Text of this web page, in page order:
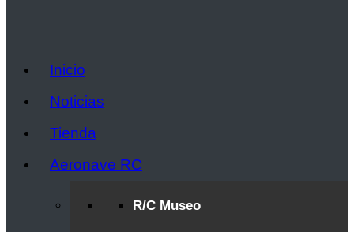
Inicio
Noticias
Tienda
Aeronave RC
R/C Museo